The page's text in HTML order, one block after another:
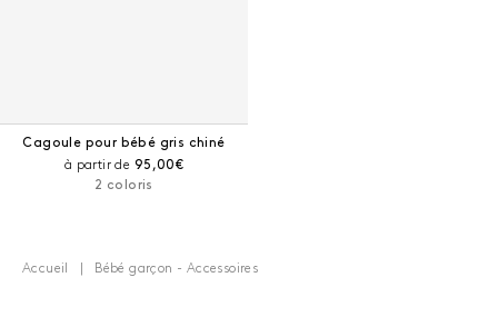
Cagoule pour bébé gris chiné
à partir de Prix courant :
95,00€
2 coloris
Accueil Bébé garçon - Accessoires